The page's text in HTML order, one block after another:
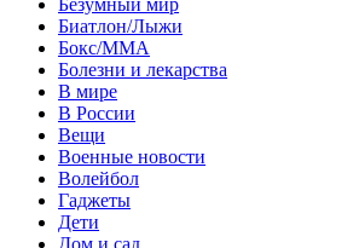
Биатлон/Лыжи
Бокс/MMA
Болезни и лекарства
В мире
В России
Вещи
Военные новости
Волейбол
Гаджеты
Дети
Дом и сад